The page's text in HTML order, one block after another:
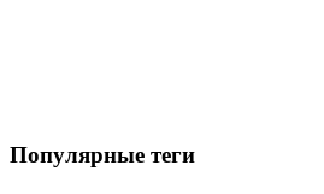
Популярные теги